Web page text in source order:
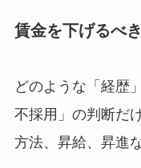
賃金を下げるべ
どのような「経歴
不採用」の判断だ
方法、昇給、昇進